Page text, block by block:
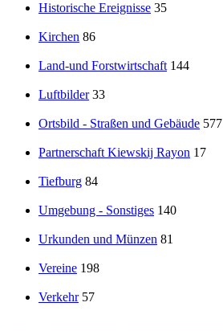
Historische Ereignisse 35
Kirchen 86
Land-und Forstwirtschaft 144
Luftbilder 33
Ortsbild - Straßen und Gebäude 577
Partnerschaft Kiewskij Rayon 17
Tiefburg 84
Umgebung - Sonstiges 140
Urkunden und Münzen 81
Vereine 198
Verkehr 57